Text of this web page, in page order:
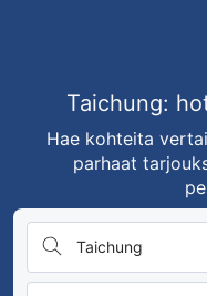
Taichung:
Hae kohteita
parhaat
Taichung